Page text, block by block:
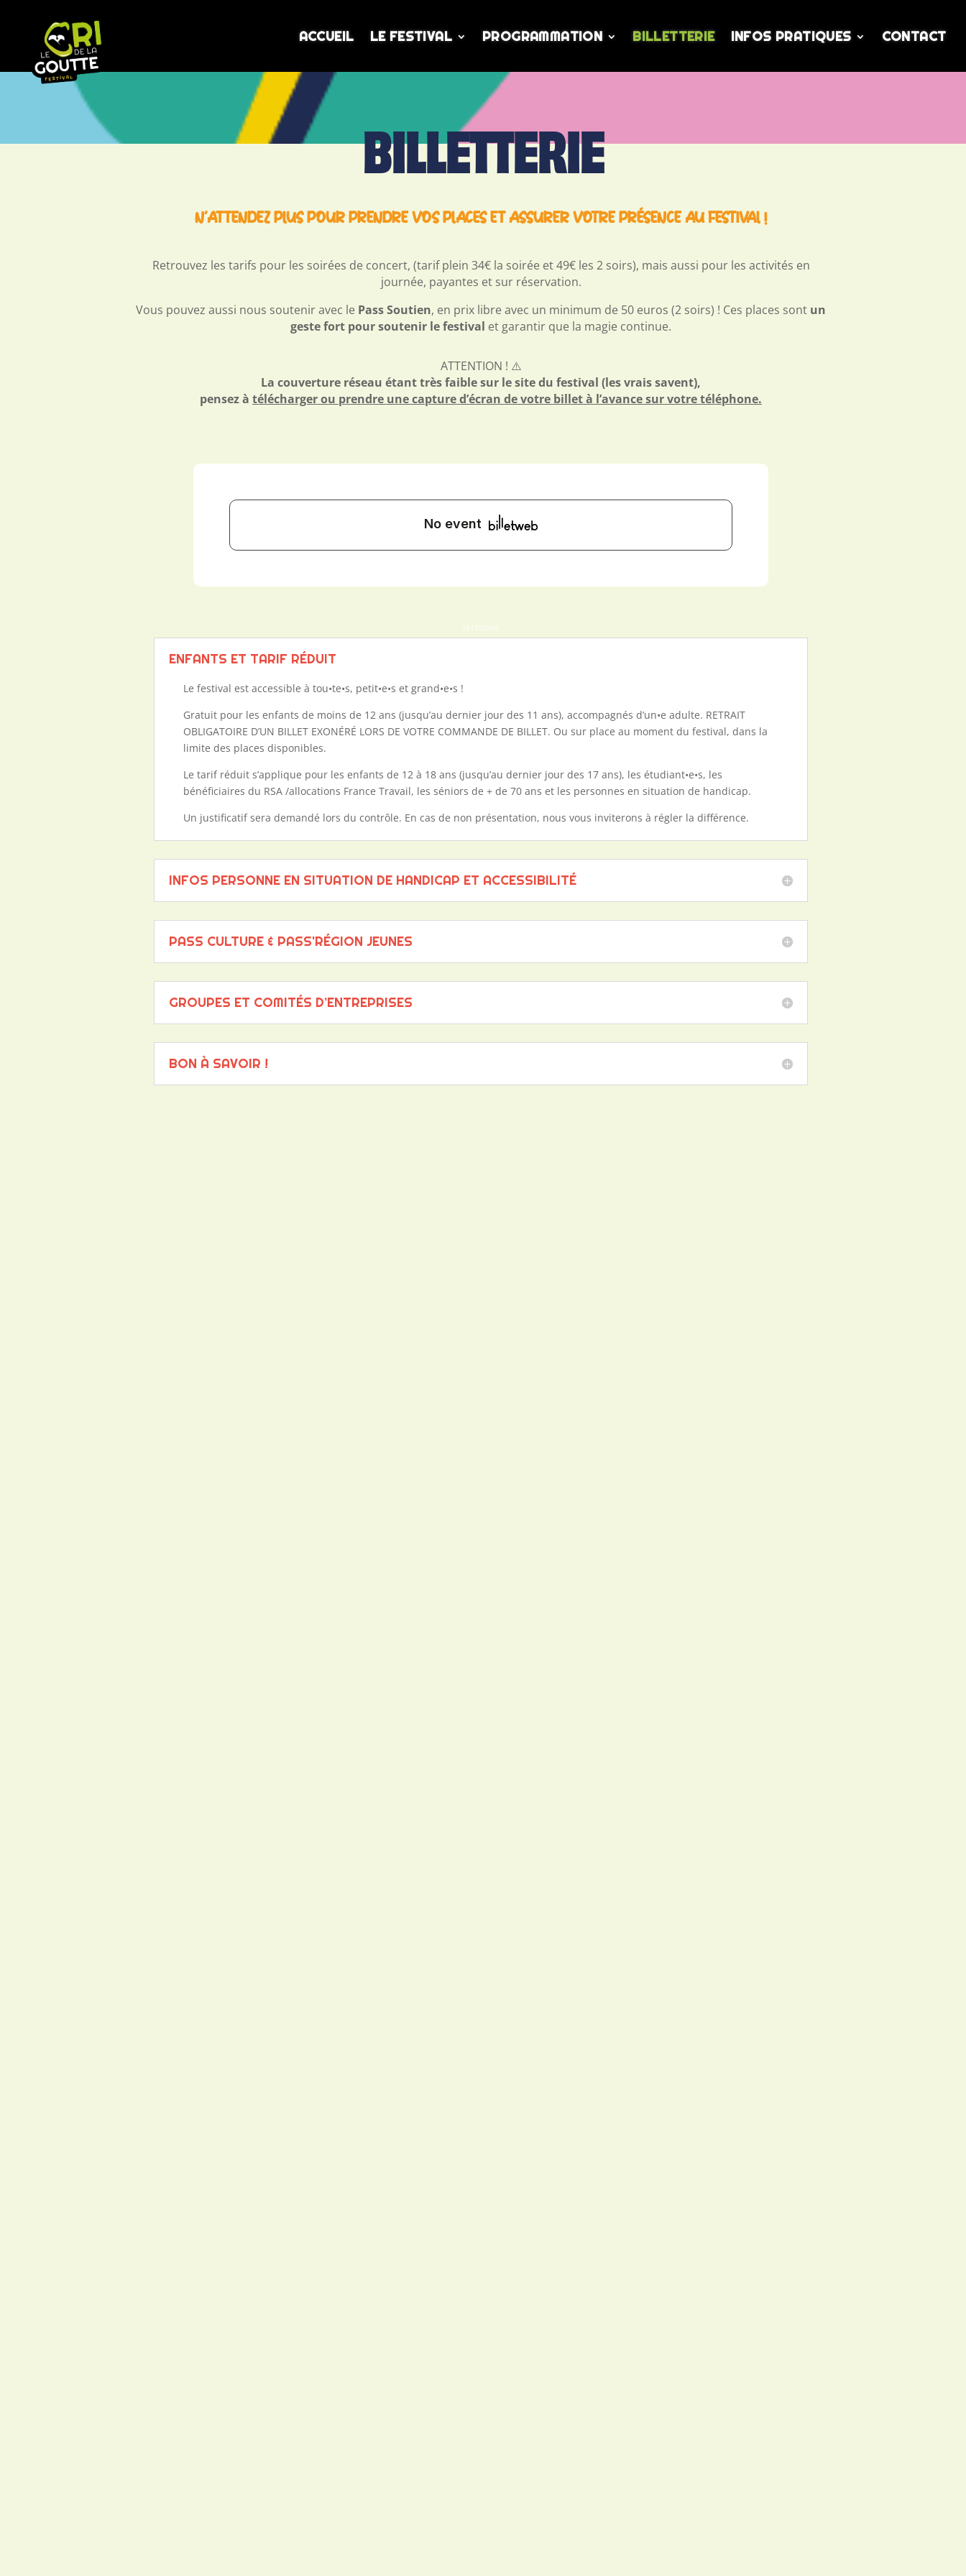
ACCUEIL LE FESTIVAL PROGRAMMATION BILLETTERIE INFOS PRATIQUES CONTACT
BILLETTERIE
N’ATTENDEZ PLUS POUR PRENDRE VOS PLACES ET ASSURER VOTRE PRÉSENCE AU FESTIVAL !
Retrouvez les tarifs pour les soirées de concert, (tarif plein 34€ la soirée et 49€ les 2 soirs), mais aussi pour les activités en
journée, payantes et sur réservation.
Vous pouvez aussi nous soutenir avec le Pass Soutien, en prix libre avec un minimum de 50 euros (2 soirs) ! Ces places sont un
geste fort pour soutenir le festival et garantir que la magie continue.
ATTENTION ! ⚠️
La couverture réseau étant très faible sur le site du festival (les vrais savent),
pensez à télécharger ou prendre une capture d’écran de votre billet à l’avance sur votre téléphone.
LE FESTIVAL
ENFANTS ET TARIF RÉDUIT
Le festival est accessible à tou•te•s, petit•e•s et grand•e•s !
Gratuit pour les enfants de moins de 12 ans (jusqu’au dernier jour des 11 ans), accompagnés d’un•e adulte. RETRAIT
OBLIGATOIRE D’UN BILLET EXONÉRÉ LORS DE VOTRE COMMANDE DE BILLET. Ou sur place au moment du festival, dans la
limite des places disponibles.
Le tarif réduit s’applique pour les enfants de 12 à 18 ans (jusqu’au dernier jour des 17 ans), les étudiant•e•s, les
bénéficiaires du RSA /allocations France Travail, les séniors de + de 70 ans et les personnes en situation de handicap.
Un justificatif sera demandé lors du contrôle. En cas de non présentation, nous vous inviterons à régler la différence.
INFOS PERSONNE EN SITUATION DE HANDICAP ET ACCESSIBILITÉ
PASS CULTURE & PASS'RÉGION JEUNES
GROUPES ET COMITÉS D’ENTREPRISES
BON À SAVOIR !